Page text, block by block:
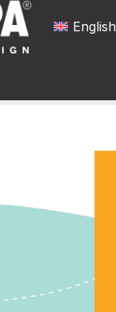
English